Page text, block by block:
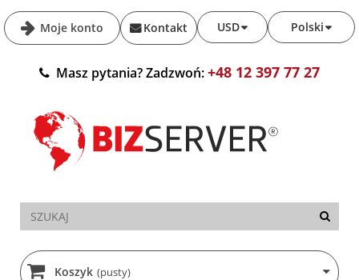
Moje konto Polski
USD
Kontakt
Masz pytania? Zadzwoń:+48 12 397 77 27
Koszyk (pusty)